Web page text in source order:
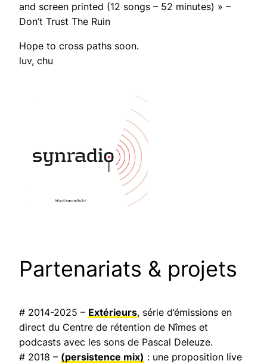
and screen printed (12 songs – 52 minutes) » –
Don’t Trust The Ruin
Hope to cross paths soon.
luv, chu
Partenariats & projets
# 2014-2025 – Extérieurs, série d’émissions en
direct du Centre de rétention de Nîmes et
podcasts avec les sons de Pascal Deleuze.
# 2018 – (persistence mix) : une proposition live